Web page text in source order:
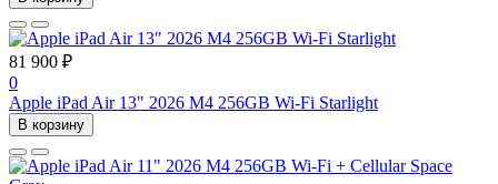
81 900 ₽
0
Apple iPad Air 13" 2026 M4 256GB Wi-Fi Starlight
В корзину